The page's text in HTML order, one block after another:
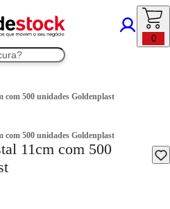
0
com 500 unidades Goldenplast
com 500 unidades Goldenplast
11cm com 500